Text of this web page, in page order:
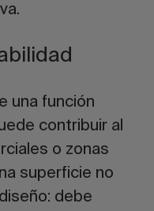
una función
contribuir al
o zonas
superficie no
debe